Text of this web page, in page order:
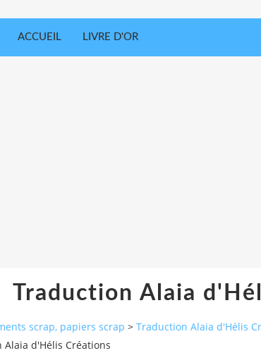
ACCUEIL LIVRE D'OR
Traduction Alaia
scrap, papiers scrap > Traduction Alaia d'Hélis
Alaia d'Hélis Créations